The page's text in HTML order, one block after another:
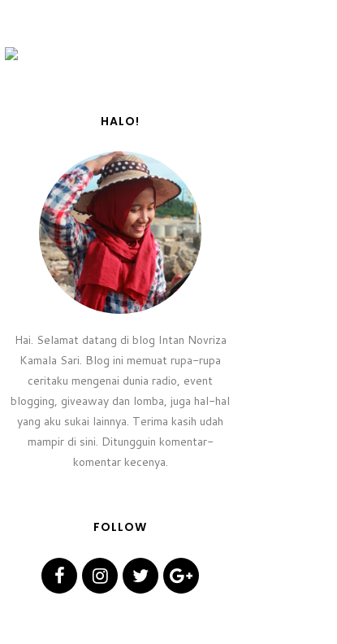
HALO!
Hai. Selamat datang di blog Intan Novriza
Kamala Sari. Blog ini memuat rupa-rupa
ceritaku mengenai dunia radio, event
blogging, giveaway dan lomba, juga hal-hal
yang aku sukai lainnya. Terima kasih udah
mampir di sini. Ditungguin komentar-
komentar kecenya.
FOLLOW